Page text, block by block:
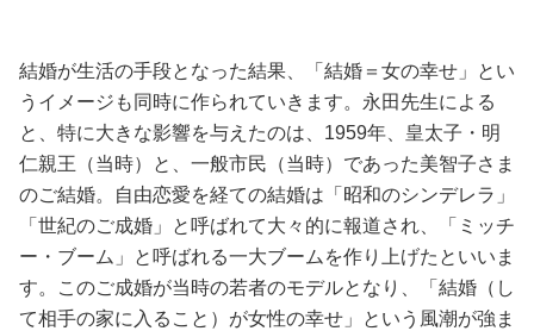
結婚が生活の手段となった結果、「結婚＝女の幸せ」とい
うイメージも同時に作られていきます。永田先生による
と、特に大きな影響を与えたのは、1959年、皇太子・明
仁親王（当時）と、一般市民（当時）であった美智子さま
のご結婚。自由恋愛を経ての結婚は「昭和のシンデレラ」
「世紀のご成婚」と呼ばれて大々的に報道され、「ミッチ
ー・ブーム」と呼ばれる一大ブームを作り上げたといいま
す。このご成婚が当時の若者のモデルとなり、「結婚（し
て相手の家に入ること）が女性の幸せ」という風潮が強ま